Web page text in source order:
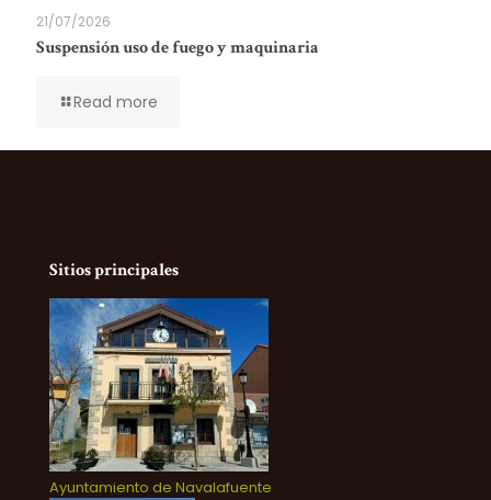
21/07/2026
Suspensión uso de fuego y maquinaria
Read more
Sitios principales
Ayuntamiento de Navalafuente